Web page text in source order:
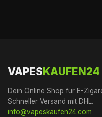
VAPES KAUFEN24
Dein Online Shop für E-
Schneller Versand mit DHL.
info@vapeskaufen24.com